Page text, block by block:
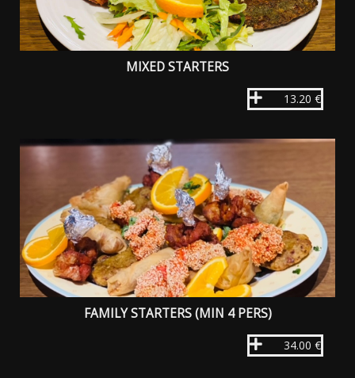
MIXED STARTERS
13.20 €
FAMILY STARTERS (MIN 4 PERS)
34.00 €